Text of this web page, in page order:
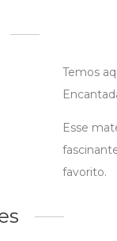
Temos
Esse
favorito.